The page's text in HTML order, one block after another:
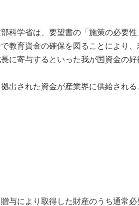
学省は、要望書の「施策の必要性
教育資金の確保を図ることにより
に寄与するといった我が国資金の好
出された資金が産業界に供給される
与により取得した財産のうち通常必